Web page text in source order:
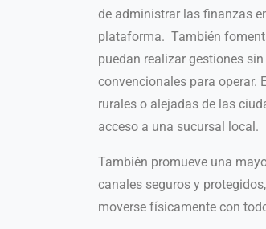
de administrar las finanzas
plataforma. También
puedan realizar gestiones
convencionales para operar.
rurales o alejadas de las
acceso a una sucursal local.
También promueve una
canales seguros y
moverse físicamente con